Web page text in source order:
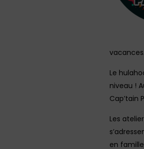
vacances.
Le
niveau !
Cap’tain
Les
en